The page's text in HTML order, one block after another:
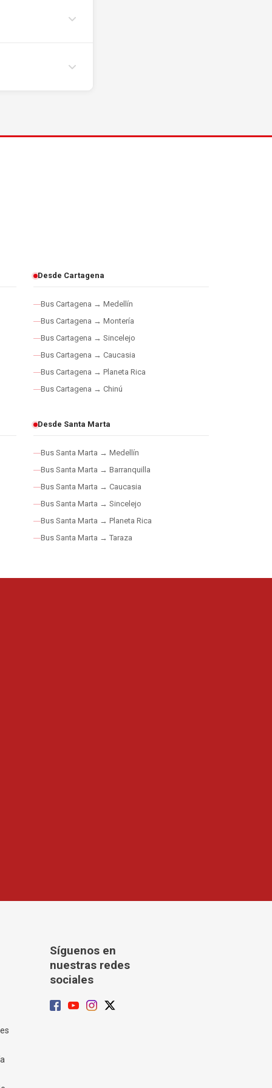
Desde Cartagena
Bus Cartagena → Medellín
Bus Cartagena → Montería
Bus Cartagena → Sincelejo
Bus Cartagena → Caucasia
Bus Cartagena → Planeta Rica
Bus Cartagena → Chinú
Desde Santa Marta
Bus Santa Marta → Medellín
Bus Santa Marta → Barranquilla
Bus Santa Marta → Caucasia
Bus Santa Marta → Sincelejo
Bus Santa Marta → Planeta Rica
Bus Santa Marta → Taraza
Síguenos en
nuestras redes
sociales